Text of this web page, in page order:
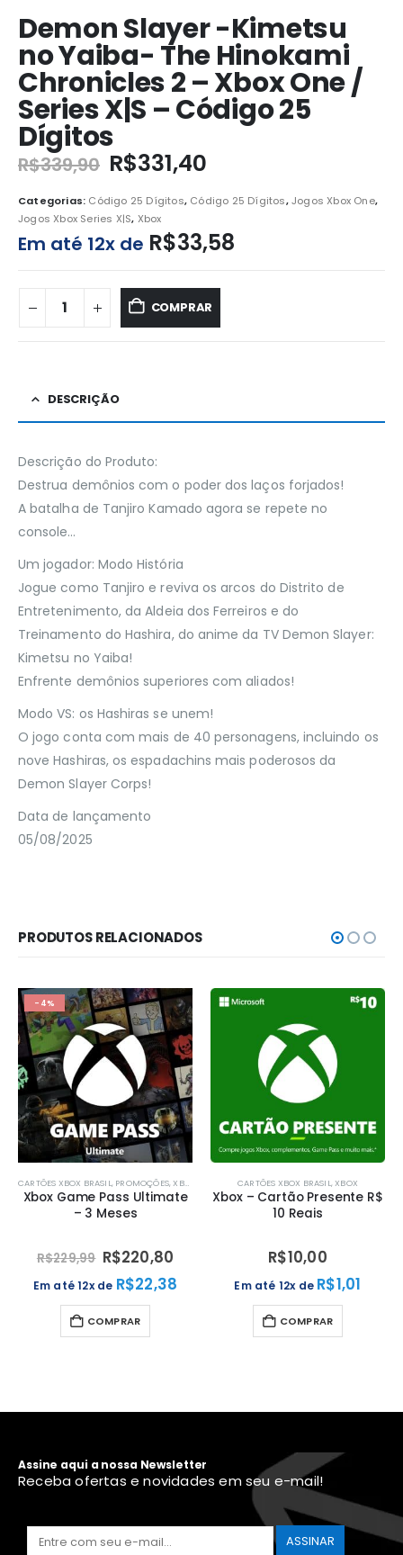
Demon Slayer -Kimetsu
no Yaiba- The Hinokami
Chronicles 2 – Xbox One /
Series X|S – Código 25
Dígitos
R$339,90 R$331,40
Categorias: Código 25 Dígitos, Código 25 Dígitos,Jogos Xbox One,
Jogos Xbox Series X|S, Xbox
Em até 12x de R$33,58
COMPRAR
DESCRIÇÃO
Descrição do Produto:
Destrua demônios com o poder dos laços forjados!
A batalha de Tanjiro Kamado agora se repete no
console…
Um jogador: Modo História
Jogue como Tanjiro e reviva os arcos do Distrito de
Entretenimento, da Aldeia dos Ferreiros e do
Treinamento do Hashira, do anime da TV Demon Slayer:
Kimetsu no Yaiba!
Enfrente demônios superiores com aliados!
Modo VS: os Hashiras se unem!
O jogo conta com mais de 40 personagens, incluindo os
nove Hashiras, os espadachins mais poderosos da
Demon Slayer Corps!
Data de lançamento
05/08/2025
PRODUTOS RELACIONADOS
-4%
CARTÕES XBOX BRASIL, PROMOÇÕES,XBOX
Xbox Game Pass Ultimate
– 3 Meses
R$229,99 R$220,80
Em até 12x de R$22,38
COMPRAR
CARTÕES XBOX BRASIL,XBOX
Xbox – Cartão Presente R$
10 Reais
R$10,00
Em até 12x de R$1,01
COMPRAR
Assine aqui a nossa Newsletter
Receba ofertas e novidades em seu e-mail!